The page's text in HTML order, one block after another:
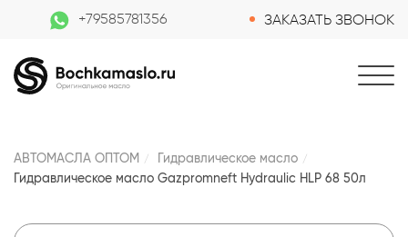
+79585781356 ЗАКАЗАТЬ ЗВОНОК
АВТОМАСЛА ОПТОМ
Гидравлическое масло
Гидравлическое масло Gazpromneft Hydraulic HLP 68 50л